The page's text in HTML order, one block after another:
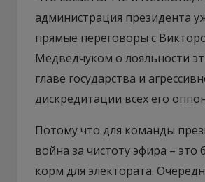
администрация президента
прямые переговоры с
Медведчуком о лояльности
главе государства и
дискредитации всех его
Потому что для команды
война за чистоту эфира – это
корм для электората.